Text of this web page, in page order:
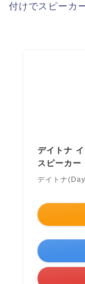
付けでスピーカ
デイトナ
スピーカー
デイトナ